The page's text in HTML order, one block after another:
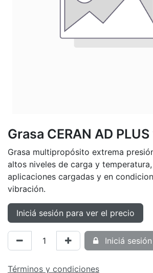
Grasa CERAN AD
Grasa multipropósito extrema
altos niveles de carga y
aplicaciones cargadas y en
vibración.
Iniciá sesión para ver el precio
Iniciá
Términos y condiciones